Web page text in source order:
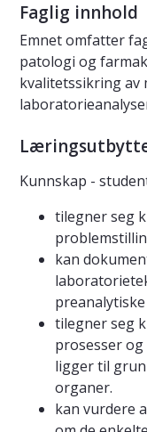
Faglig innhold
Emnet omfatter
patologi og
kvalitetssikring av
Kunnskap -
tilegner seg
kan
tilegner seg
prosesser
ligger til
organer.
kan vurdere